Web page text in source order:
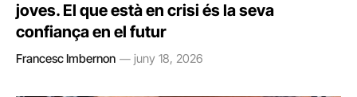
joves. El que està en crisi és la seva
confiança en el futur
Francesc Imbernon juny 18, 2026